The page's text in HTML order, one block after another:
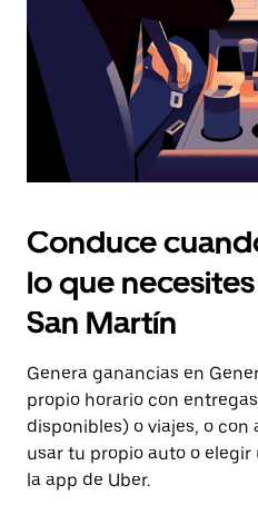
calendario.
Conduce
lo que
San Martín
Genera ganancias en
propio horario con
disponibles) o viajes, o con
usar tu propio auto o elegir
la app de Uber.